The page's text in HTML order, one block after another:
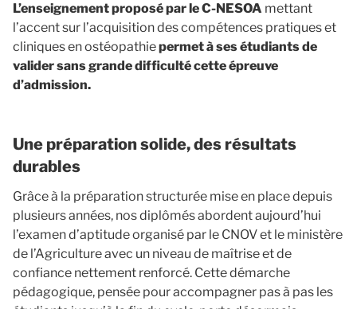
L’enseignement proposé par le C-NESOA mettant
l’accent sur l’acquisition des compétences pratiques et
cliniques en ostéopathiepermet à ses étudiants de
valider sans grande difficulté cette épreuve
d’admission.
Une préparation solide, des résultats
durables
Grâce à la préparation structurée mise en place depuis
plusieurs années, nos diplômés abordent aujourd’hui
l’examen d’aptitude organisé par le CNOV et le ministère
de l’Agriculture avec un niveau de maîtrise et de
confiance nettement renforcé. Cette démarche
pédagogique, pensée pour accompagner pas à pas les